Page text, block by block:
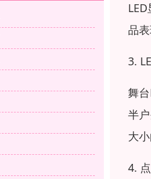
品
3.
舞
半
大
4.